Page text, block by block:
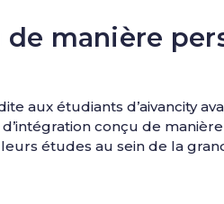
manière
aux étudiants d’aivancity
conçu de
études au sein de la